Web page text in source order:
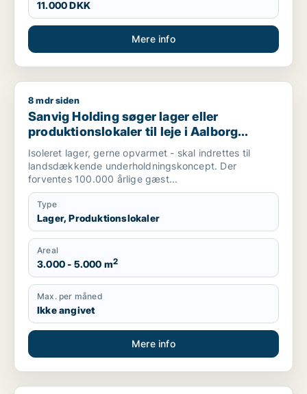
11.000 DKK
Mere info
Sanvig Holding søger lager eller produktionslokaler til leje i
8 mdr siden
Sanvig Holding søger lager eller
produktionslokaler til leje i Aalborg
Centrum, Aalborg SV eller Aalborg SØ
m.fl.
Isoleret lager, gerne opvarmet - skal indrettes til
landsdækkende underholdningskoncept. Der
forventes 100.000 årlige gæst...
Type
Lager, Produktionslokaler
Areal
3.000 - 5.000 m2
Max. per måned
Ikke angivet
Mere info